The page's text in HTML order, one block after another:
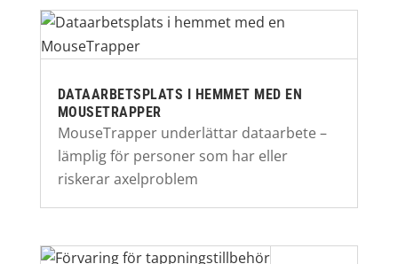
DATAARBETSPLATS I HEMMET MED EN
MOUSETRAPPER
MouseTrapper underlättar dataarbete –
lämplig för personer som har eller
riskerar axelproblem